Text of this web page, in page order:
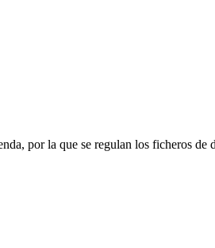
por la que se regulan los ficheros